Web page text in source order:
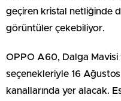
geçiren kristal netliğinde
görüntüler çekebiliyor.
OPPO A60, Dalga Mavisi
seçenekleriyle 16
kanallarında yer alacak.